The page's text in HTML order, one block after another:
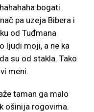
bogati
pa uzeja Bibera i
od Tuđmana
ljudi moji, a ne ka
su od stakla. Tako
meni.
taman ga malo
ošinija rogovima.